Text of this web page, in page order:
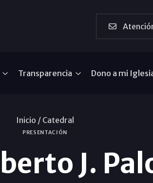
Transparencia Dono a mi
Inicio / Catedral
PRESENTACIÓN
J.